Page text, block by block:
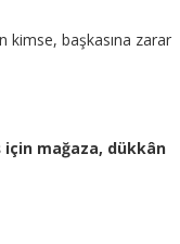
kimse, başkasına zarar
için mağaza, dükkân